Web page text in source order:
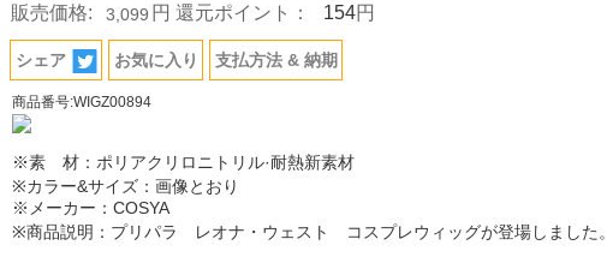
販売価格:
3,099 円 還元ポイント： 154円
シェア お気に入り 支払方法 & 納期
商品番号:WIGZ00894
※素 材：ポリアクリロニトリル·耐熱新素材
※カラー&サイズ：画像とおり
※メーカー：COSYA
※商品説明：プリパラ レオナ・ウェスト コスプレウィッグが登場しました。